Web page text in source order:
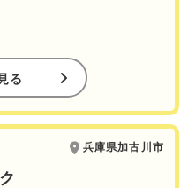
る
兵庫県加古川市